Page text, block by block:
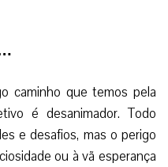
caminho que temos pela
é desanimador. Todo
e desafios, mas o perigo
ou à vã esperança